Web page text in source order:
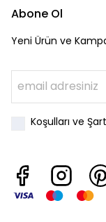
Abone Ol
Yeni Ürün ve
Koşulları ve